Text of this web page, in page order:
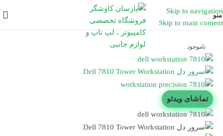
Skip to navigation
Skip to main content
منو
ناموجود
تماشای ویدئو